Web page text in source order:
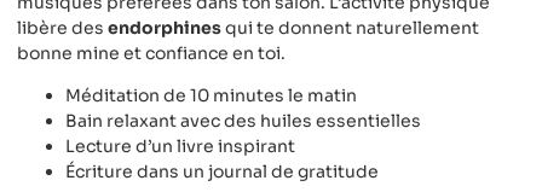
libère des endorphinesqui te donnent naturellement
bonne mine et confiance en toi.
Méditation de 10 minutes le matin
Bain relaxant avec des huiles essentielles
Lecture d’un livre inspirant
Écriture dans un journal de gratitude